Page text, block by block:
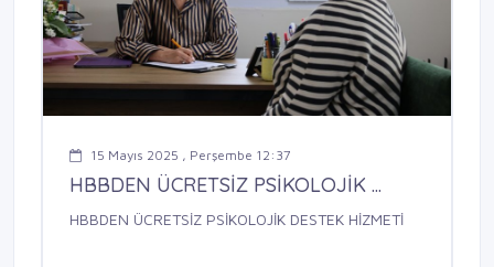
15 Mayıs 2025 , Perşembe 12:37
HBBDEN ÜCRETSİZ PSİKOLOJİK ...
HBBDEN ÜCRETSİZ PSİKOLOJİK DESTEK HİZMETİ